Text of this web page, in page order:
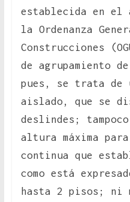
establecida en
la Ordenanza
Construcciones
de agrupamiento
pues, se trata de
aislado, que se
deslindes;
altura máxima
continua que
como está
hasta 2 pisos; ni